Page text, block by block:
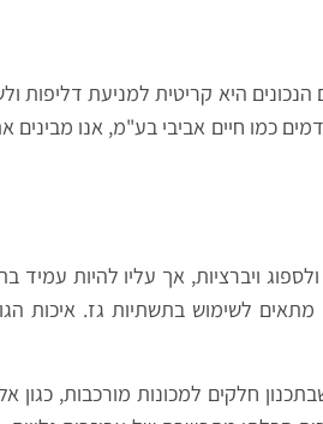
היא קריטית למניעת דליפות
כמו חיים אביבי בע"מ, אנו
ויברציות, אך עליו להיות עמיד
לשימוש בתשתיות גז. איכות
חלקים למכונות מורכבות, כגון